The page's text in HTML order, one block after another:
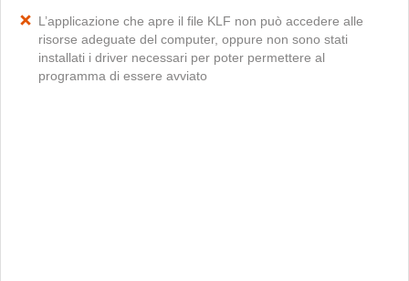
L’applicazione che apre il file KLF non può accedere alle
risorse adeguate del computer, oppure non sono stati
installati i driver necessari per poter permettere al
programma di essere avviato